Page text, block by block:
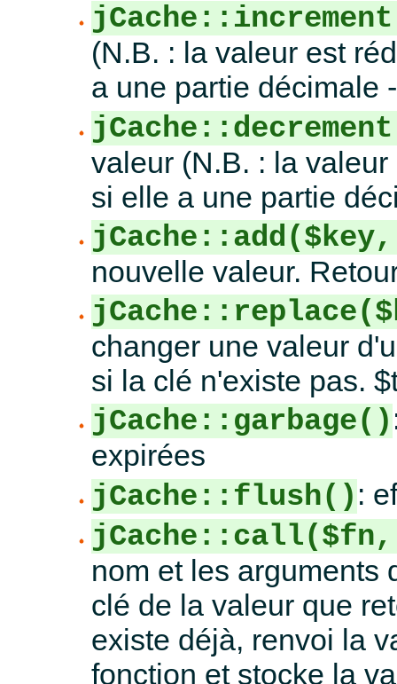
(N.B. : la valeur est
a une partie décimale
valeur (N.B. : la
si elle a une partie
nouvelle valeur.
changer une valeur
si la clé n'existe pas.
jCache::garbage()
expirées
jCache::flush() :
nom et les arguments
clé de la valeur que
existe déjà, renvoi la
fonction et stocke la